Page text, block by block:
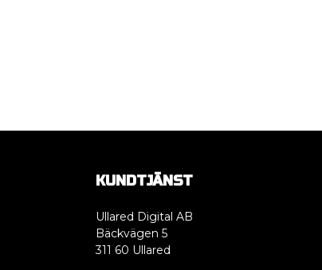
KUNDTJÄNST
Ullared Digital AB
Bäckvägen 5
311 60 Ullared